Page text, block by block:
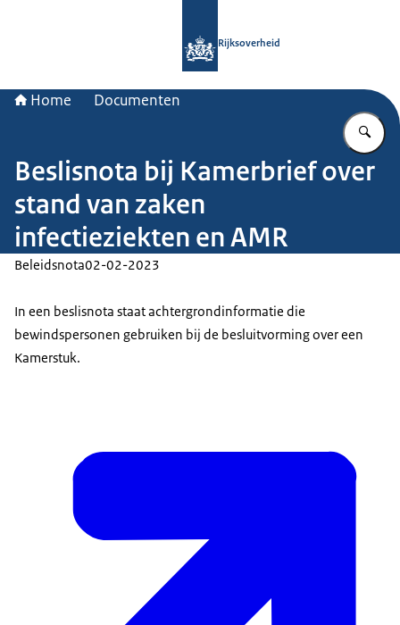
Rijksoverheid
Home Documenten
Beslisnota bij Kamerbrief over
stand van zaken
infectieziekten en AMR
Beleidsnota02-02-2023
In een beslisnota staat achtergrondinformatie die
bewindspersonen gebruiken bij de besluitvorming over een
Kamerstuk.